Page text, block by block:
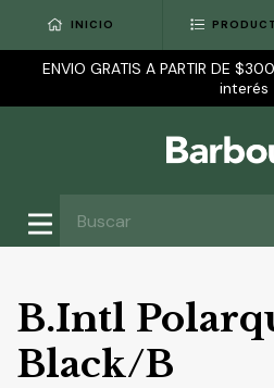
INICIO
ENVIO GRATIS A PARTIR DE
interés
B.Intl
Black/B